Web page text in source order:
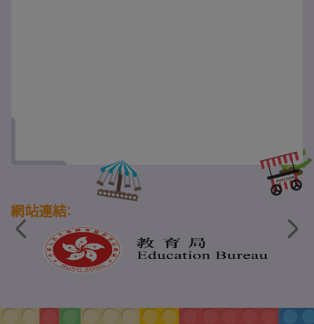
網站連結: